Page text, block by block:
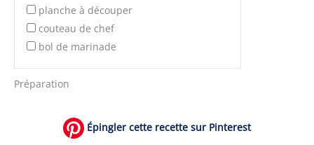
planche à découper
couteau de chef
bol de marinade
Préparation
Épingler cette recette sur Pinterest